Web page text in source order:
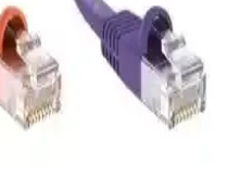
Kablosu Yüksek
yüksek hız, düşük
altyapısına mükemmel